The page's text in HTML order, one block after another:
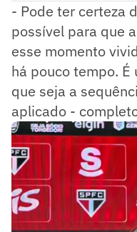
- Pode ter certeza
possível para que
esse momento
há pouco tempo.
que seja a
aplicado -